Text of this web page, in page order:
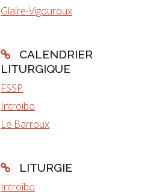
Glaire-Vigouroux
CALENDRIER
LITURGIQUE
FSSP
Introibo
Le Barroux
LITURGIE
Introibo